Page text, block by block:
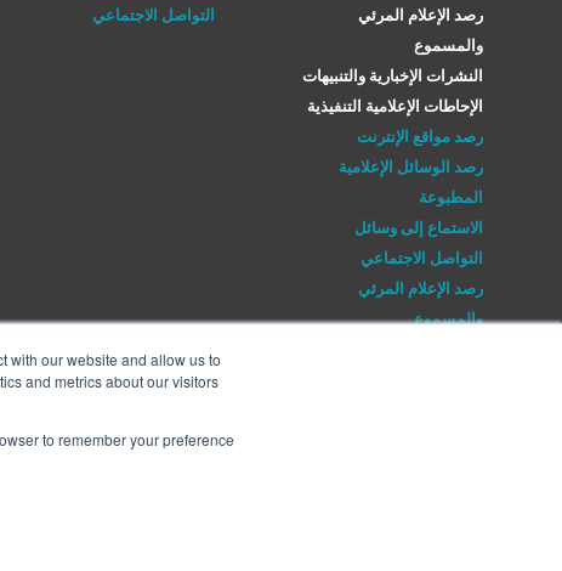
with our website and allow us to
and metrics about our visitors
to remember your preference
رصد الإعلام المرئي
والمسموع
النشرات الإخبارية والتنبيهات
الإحاطات الإعلامية التنفيذية
رصد مواقع الإنترنت
رصد الوسائل الإعلامية
المطبوعة
الاستماع إلى وسائل
التواصل الاجتماعي
رصد الإعلام المرئي
والمسموع
التواصل الاجتماعي